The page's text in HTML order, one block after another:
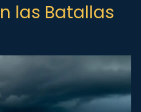
las Batallas